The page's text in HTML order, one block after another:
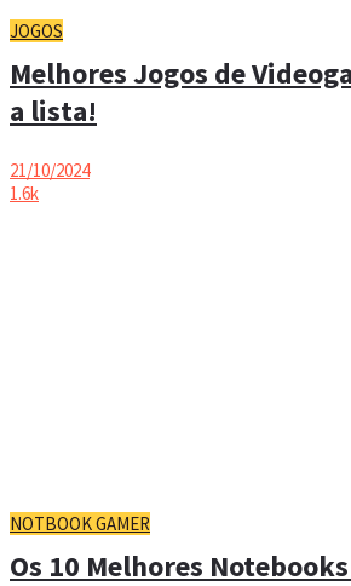
JOGOS
Melhores Jogos de
a lista!
21/10/2024
1.6k
NOTBOOK GAMER
Os 10 Melhores